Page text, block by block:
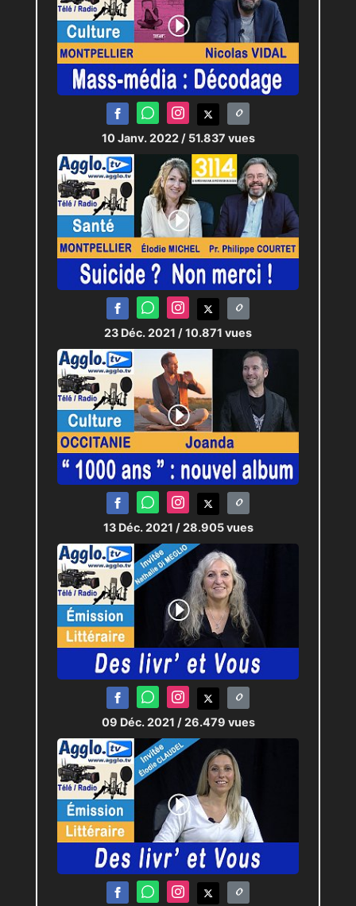
10 Janv. 2022 / 51.837 vues
23 Déc. 2021 / 10.871 vues
13 Déc. 2021 / 28.905 vues
09 Déc. 2021 / 26.479 vues